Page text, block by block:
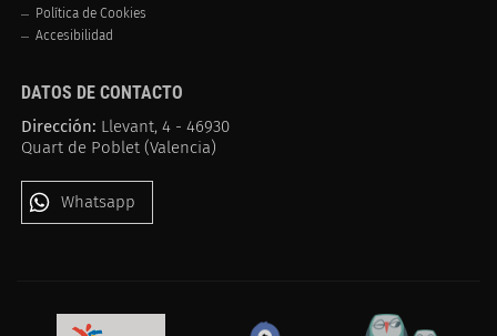
Política de Cookies
Accesibilidad
DATOS DE CONTACTO
Dirección: Llevant, 4 - 46930
Quart de Poblet (Valencia)
Whatsapp